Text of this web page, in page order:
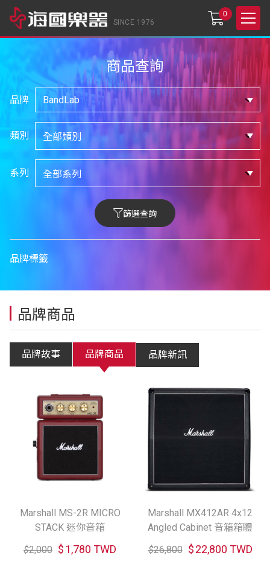
SINCE 1976
0
商品查詢
品牌
類別
系列
篩選查詢
品牌標籤
品牌商品
品牌故事 品牌商品 品牌新訊
Marshall MS-2R MICRO
STACK 迷你音箱
$2,000 $1,780 TWD
Marshall MX412AR 4x12
Angled Cabinet 音箱箱體
$26,800 $22,800 TWD